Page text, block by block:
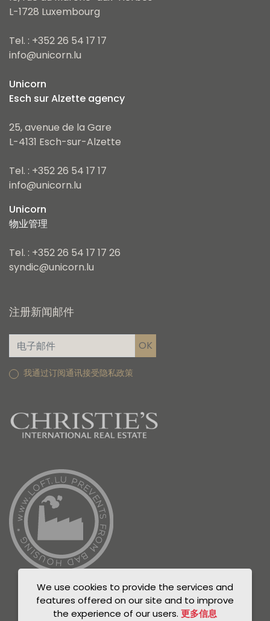
L-1728 Luxembourg
Tel. : +352 26 54 17 17
info@unicorn.lu
Unicorn
Esch sur Alzette agency
25, avenue de la Gare
L-4131 Esch-sur-Alzette
Tel. : +352 26 54 17 17
info@unicorn.lu
Unicorn
物业管理
Tel. : +352 26 54 17 17 26
syndic@unicorn.lu
注册新闻邮件
我通过订阅通讯接受隐私政策
We use cookies to provide the services and
features offered on our site and to improve
the experience of our users. 更多信息